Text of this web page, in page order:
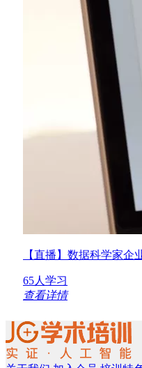
【直播】数据科学家企
65人学习
查看详情